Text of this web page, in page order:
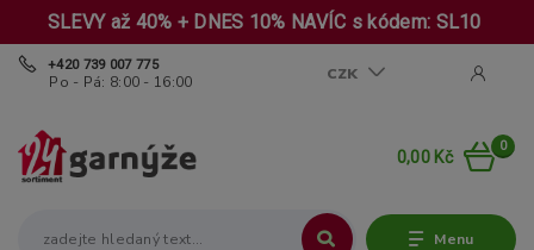
SLEVY až 40% + DNES 10% NAVÍC s kódem: SL10
Menu
CZK
+420 739 007 775
Po - Pá: 8:00 - 16:00
0
0,00 Kč